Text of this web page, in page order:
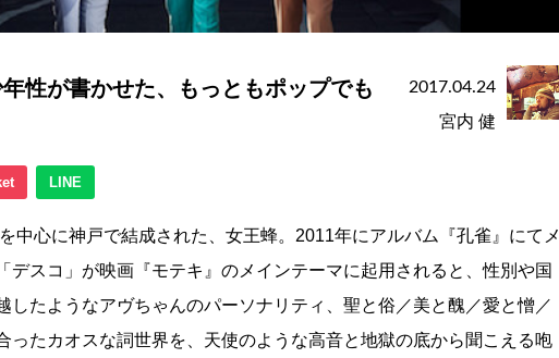
性が書かせた、もっともポップでも
2017.04.24
宮内 健
LINE
中心に神戸で結成された、女王蜂。2011年にアルバム『孔雀』にてメ
デスコ」が映画『モテキ』のメインテーマに起用されると、性別や国
したようなアヴちゃんのパーソナリティ、聖と俗／美と醜／愛と憎／
たカオスな詞世界を、天使のような高音と地獄の底から聞こえる咆